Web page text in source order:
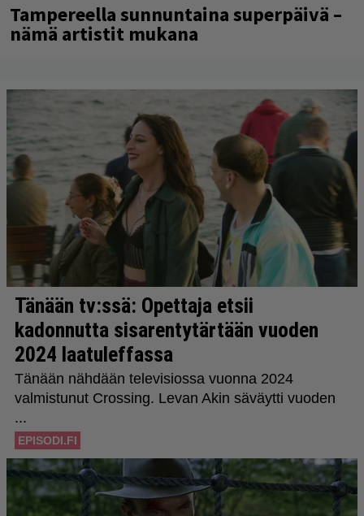
Tampereella sunnuntaina superpäivä –
nämä artistit mukana